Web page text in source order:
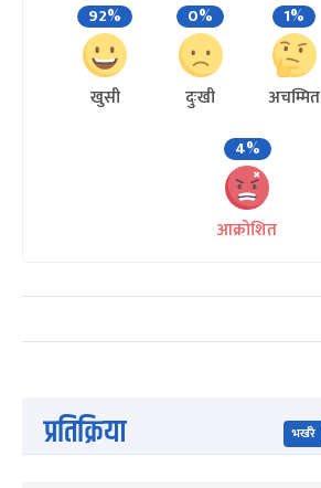
92%
खुसी
0%
दुःखी
1%
अचम्मित
4%
आक्रोशित
प्रतिक्रिया भर्खरै